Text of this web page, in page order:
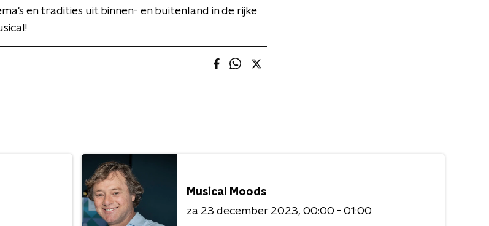
en tradities uit binnen- en buitenland in de rijke
Musical Moods
za 23 december 2023 00:00 - 01:00